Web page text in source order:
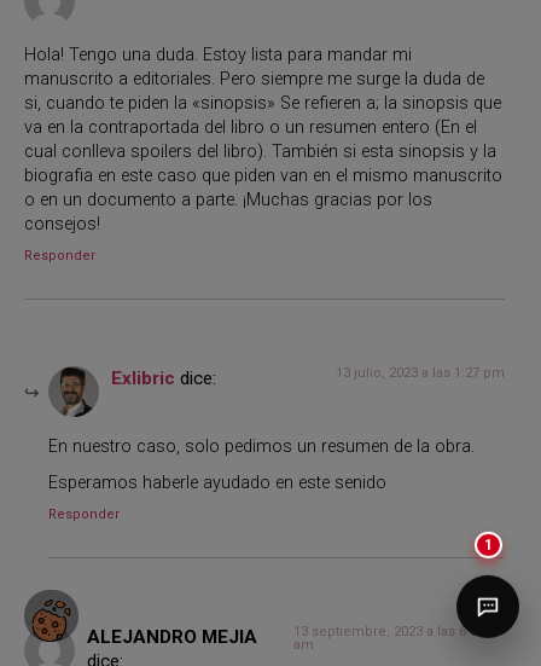
Hola! Tengo una duda. Estoy lista para mandar mi
manuscrito a editoriales. Pero siempre me surge la duda de
si, cuando te piden la «sinopsis» Se refieren a; la sinopsis que
va en la contraportada del libro o un resumen entero (En el
cual conlleva spoilers del libro). También si esta sinopsis y la
biografia en este caso que piden van en el mismo manuscrito
o en un documento a parte. ¡Muchas gracias por los
consejos!
Responder
Exlibric dice: 13 julio, 2023 a las 1:27 pm
En nuestro caso, solo pedimos un resumen de la obra.
Esperamos haberle ayudado en este senido
Responder
ALEJANDRO MEJIA
dice:
13 septiembre, 2023 a las 6:52
am
1